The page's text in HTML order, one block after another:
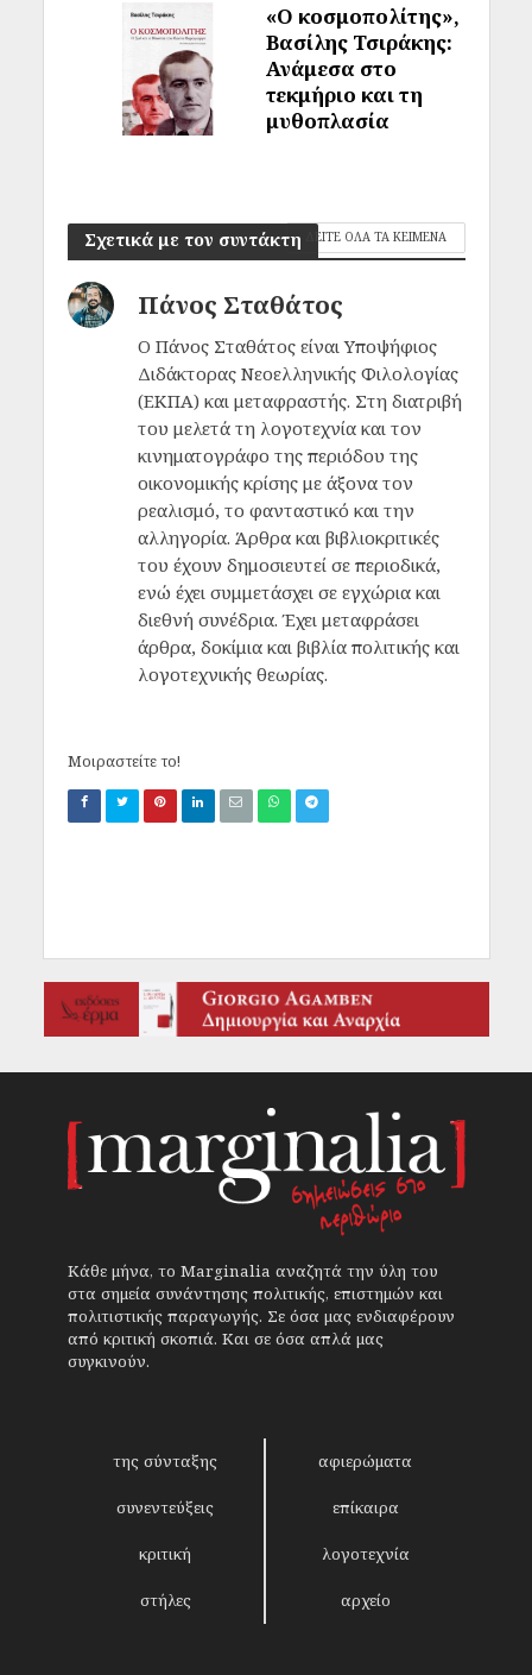
«Ο κοσμοπολίτης»,
Βασίλης Τσιράκης:
Ανάμεσα στο
τεκμήριο και τη
μυθοπλασία
Σχετικά με τον συντάκτη ΔΕΙΤΕ ΟΛΑ ΤΑ ΚΕΙΜΕΝΑ
Πάνος Σταθάτος
Ο Πάνος Σταθάτος είναι Υποψήφιος
Διδάκτορας Νεοελληνικής Φιλολογίας
(ΕΚΠΑ) και μεταφραστής. Στη διατριβή
του μελετά τη λογοτεχνία και τον
κινηματογράφο της περιόδου της
οικονομικής κρίσης με άξονα τον
ρεαλισμό, το φανταστικό και την
αλληγορία. Άρθρα και βιβλιοκριτικές
του έχουν δημοσιευτεί σε περιοδικά,
ενώ έχει συμμετάσχει σε εγχώρια και
διεθνή συνέδρια. Έχει μεταφράσει
άρθρα, δοκίμια και βιβλία πολιτικής και
λογοτεχνικής θεωρίας.
Μοιραστείτε το!
Κάθε μήνα, το Marginalia αναζητά την ύλη του
στα σημεία συνάντησης πολιτικής, επιστημών και
πολιτιστικής παραγωγής. Σε όσα μας ενδιαφέρουν
από κριτική σκοπιά. Και σε όσα απλά μας
συγκινούν.
της σύνταξης αφιερώματα
συνεντεύξεις επίκαιρα
κριτική λογοτεχνία
στήλες αρχείο